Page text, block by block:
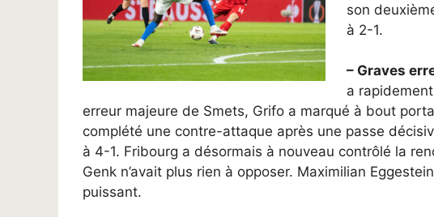
son
à 2-1.
– Graves
a
erreur majeure de Smets, Grifo a marqué à bout
complété une contre-attaque après une passe
à 4-1. Fribourg a désormais à nouveau contrôlé la
Genk n’avait plus rien à opposer. Maximilian
puissant.